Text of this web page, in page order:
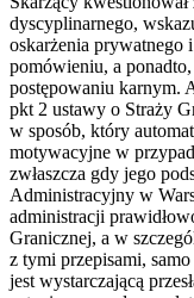
dyscyplinarnego,
oskarżenia prywatnego
pomówieniu, a
postępowaniu karnym.
pkt 2 ustawy o Straży
w sposób, który
motywacyjne w
zwłaszcza gdy jego
Administracyjny w
administracji
Granicznej, a w
z tymi przepisami,
jest wystarczającą